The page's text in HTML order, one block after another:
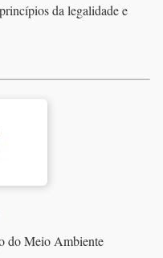
da legalidade e
do Meio Ambiente